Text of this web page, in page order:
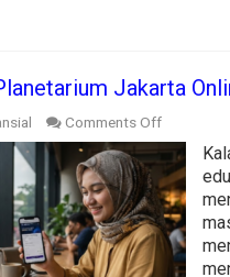
Jakarta
Comments Offon
Cara
Beli
Tiket
Jakarta
Online
2026
Syarat